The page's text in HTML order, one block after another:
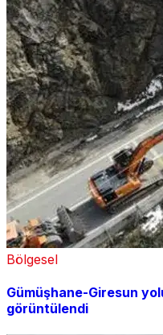
Bölgesel
Gümüşhane-Giresun
görüntülendi